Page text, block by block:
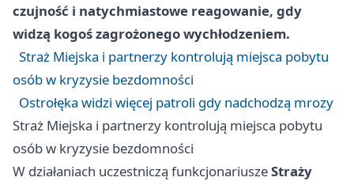
czujność i natychmiastowe reagowanie, gdy
widzą kogoś zagrożonego wychłodzeniem.
Straż Miejska i partnerzy kontrolują miejsca pobytu
osób w kryzysie bezdomności
Ostrołęka widzi więcej patroli gdy nadchodzą mrozy
Straż Miejska i partnerzy kontrolują miejsca pobytu
osób w kryzysie bezdomności
W działaniach uczestniczą funkcjonariuszeStraży